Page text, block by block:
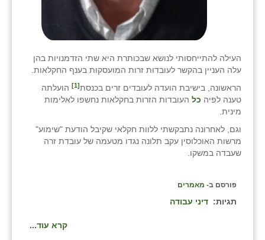
העילה להתייחסותי לנושא שבכותרת היא שתי הזדמנויות בהן
עלה העניין בהקשר לעובדות זרות המועסקות בענף החקלאות.
הראשונה, בישיבת הועדה לעובדים זרים בכנסת[1]
הועלתה
טענה לפיה כל העובדות הזרות בחקלאות נחשפו לאלימות
מינית.
וגם, לאחרונה נתבקשתי ללוות חקלאי שקיבל הודעת "שימוע"
מרשות האוכלוסין עקב תלונה נגדו מטעמה של עובדת זרה
שעבדה במשקו.
פורסם ב- מאמרים
תגיות: דיני עבודה
קרא עוד...